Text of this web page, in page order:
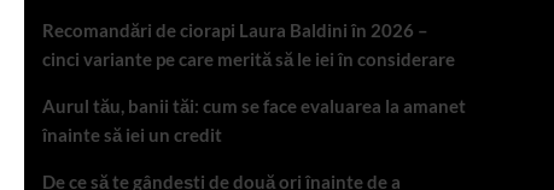
Recomandări de ciorapi Laura Baldini în 2026 –
cinci variante pe care merită să le iei în considerare
Aurul tău, banii tăi: cum se face evaluarea la amanet
înainte să iei un credit
De ce să te gândești de două ori înainte de a